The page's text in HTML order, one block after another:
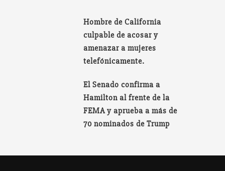
Hombre de California
culpable de acosar y
amenazar a mujeres
telefónicamente.
El Senado confirma a
Hamilton al frente de la
FEMA y aprueba a más de
70 nominados de Trump